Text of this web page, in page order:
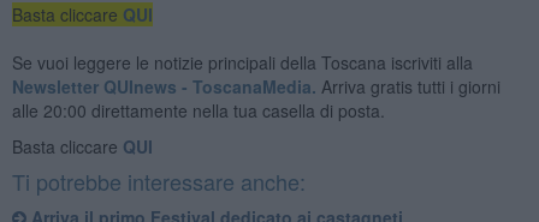
Basta cliccare QUI
Se vuoi leggere le notizie principali della Toscana iscriviti alla
Newsletter QUInews - ToscanaMedia. Arriva gratis tutti i giorni
alle 20:00 direttamente nella tua casella di posta.
Basta cliccare QUI
Ti potrebbe interessare anche:
Arriva il primo Festival dedicato ai castagneti